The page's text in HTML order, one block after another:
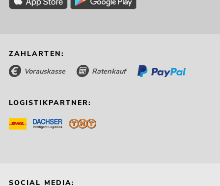
ZAHLARTEN:
Vorauskasse Ratenkauf
LOGISTIKPARTNER:
SOCIAL MEDIA: